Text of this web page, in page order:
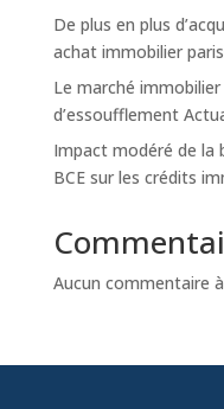
De plus en plus
achat immobilier
Le marché
d’essoufflement
Impact modéré de la
BCE sur les crédits
Aucun commentaire